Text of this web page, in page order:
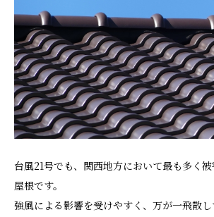
台風21号でも、関西地方において最も多く
屋根です。
強風による影響を受けやすく、万が一飛散